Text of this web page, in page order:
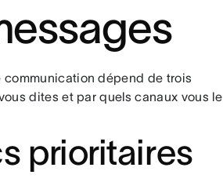
dépend de trois
dites et par quels canaux vous le
prioritaires